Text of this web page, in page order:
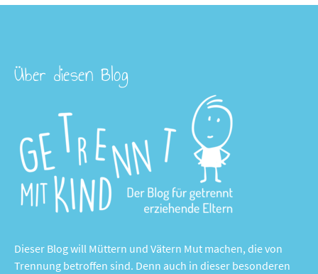
Über diesen Blog
Dieser Blog will Müttern und Vätern Mut machen, die von
Trennung betroffen sind. Denn auch in dieser besonderen